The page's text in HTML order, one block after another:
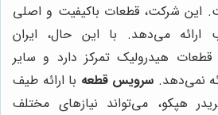
این شرکت، قطعات باکیفیت و اصلی
ارائه می‌دهد. با این حال، ایران
قطعات هیدرولیک تمرکز دارد و سایر
نمی‌دهد. سرویس قطعه با ارائه طیف
هپکو، می‌تواند نیازهای مختلف